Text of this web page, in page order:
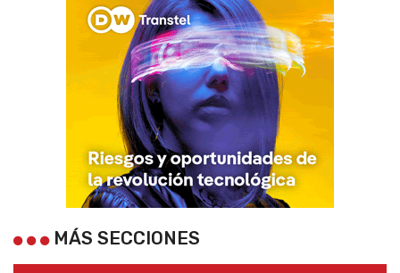
MÁS SECCIONES